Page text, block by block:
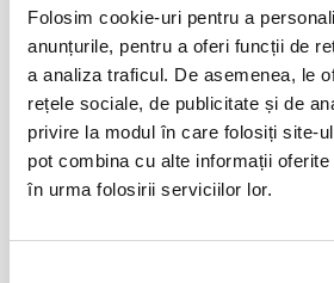
Folosim cookie-uri pentru a
anunțurile, pentru a oferi funcții de
a analiza traficul. De asemenea, le
rețele sociale, de publicitate și de
privire la modul în care folosiți site-
pot combina cu alte informații
în urma folosirii serviciilor lor.
MASTERS OF CLASSIC
Bucuresti
BILETE